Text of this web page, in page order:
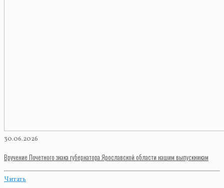
30.06.2026
Вручение Почетного знака губернатора Ярославской области нашим выпускникам
Читать